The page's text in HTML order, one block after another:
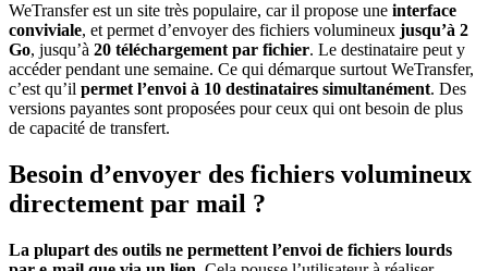
WeTransfer est un site très populaire, car il propose une interface
conviviale, et permet d’envoyer des fichiers volumineux jusqu’à 2
Go, jusqu’à 20 téléchargement par fichier. Le destinataire peut y
accéder pendant une semaine. Ce qui démarque surtout WeTransfer,
c’est qu’il permet l’envoi à 10 destinataires simultanément. Des
versions payantes sont proposées pour ceux qui ont besoin de plus
de capacité de transfert.
Besoin d’envoyer des fichiers volumineux
directement par mail ?
La plupart des outils ne permettent l’envoi de fichiers lourds